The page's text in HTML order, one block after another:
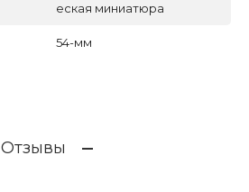
еская миниатюра
54-мм
Отзывы